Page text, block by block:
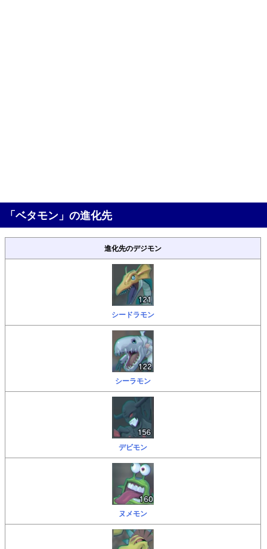
「ベタモン」の進化先
進化先のデジモン
シードラモン
シーラモン
デビモン
ヌメモン